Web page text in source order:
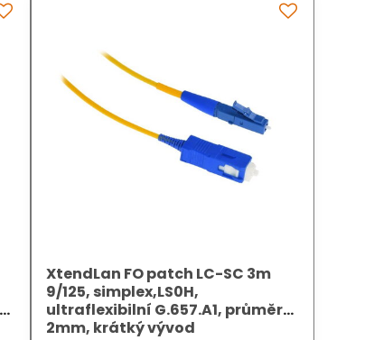
XtendLan FO patch LC-SC 3m
9/125, simplex,LS0H,
ultraflexibilní G.657.A1, průměr
2mm, krátký vývod